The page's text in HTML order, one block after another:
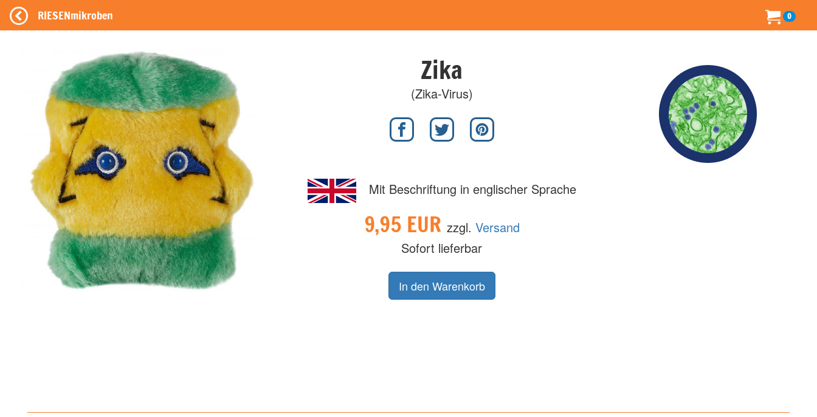
RIESENmikroben 0
Zika
(Zika-Virus)
Mit Beschriftung in englischer Sprache
9,95 EUR zzgl. Versand
Sofort lieferbar